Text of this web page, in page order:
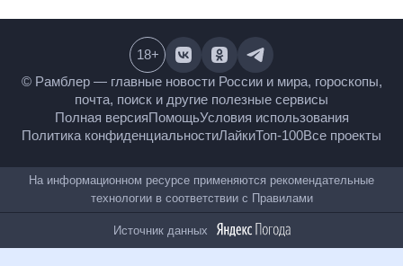
© Рамблер — главные новости России и мира,
гороскопы, почта, поиск и другие полезные сервисы
Полная версия
Помощь
Условия использования
Политика конфиденциальностиЛайкиТоп-100
Все проекты
18+
На информационном ресурсе применяются
рекомендательные технологии в соответствии сПравилами